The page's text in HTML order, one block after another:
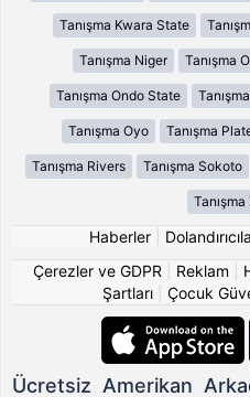
Tanışma Kwara State
Tanışma Niger Tanışma
Tanışma Ondo State
Tanışma Oyo Tanışma
Tanışma Rivers Tanışma Sokoto
Haberler
Çerezler ve GDPR
Reklam
Şartları| Çocuk
Ücretsiz Amerikan